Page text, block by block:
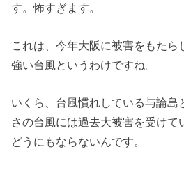
す。怖すぎます。
これは、今年大阪に被害をもたら
強い台風というわけですね。
いくら、台風慣れしている与論島
さの台風には過去大被害を受けて
どうにもならないんです。